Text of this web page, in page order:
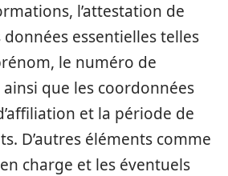
l’attestation de
essentielles telles
le numéro de
que les coordonnées
et la période de
D’autres éléments comme
charge et les éventuels